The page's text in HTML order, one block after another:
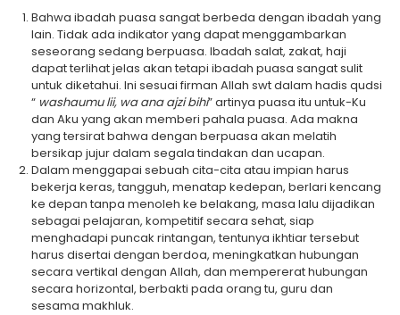
Bahwa ibadah puasa sangat berbeda dengan ibadah yang
lain. Tidak ada indikator yang dapat menggambarkan
seseorang sedang berpuasa. Ibadah salat, zakat, haji
dapat terlihat jelas akan tetapi ibadah puasa sangat sulit
untuk diketahui. Ini sesuai firman Allah swt dalam hadis qudsi
“ washaumu lii, wa ana ajzi bihi” artinya puasa itu untuk-Ku
dan Aku yang akan memberi pahala puasa. Ada makna
yang tersirat bahwa dengan berpuasa akan melatih
bersikap jujur dalam segala tindakan dan ucapan.
Dalam menggapai sebuah cita-cita atau impian harus
bekerja keras, tangguh, menatap kedepan, berlari kencang
ke depan tanpa menoleh ke belakang, masa lalu dijadikan
sebagai pelajaran, kompetitif secara sehat, siap
menghadapi puncak rintangan, tentunya ikhtiar tersebut
harus disertai dengan berdoa, meningkatkan hubungan
secara vertikal dengan Allah, dan mempererat hubungan
secara horizontal, berbakti pada orang tu, guru dan
sesama makhluk.